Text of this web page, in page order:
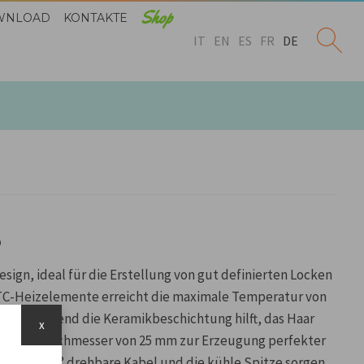
KONTAKTE Shop
IT EN ES FR DE
ideal für die Erstellung von gut definierten Locken
Heizelemente erreicht die maximale Temperatur von
während die Keramikbeschichtung hilft, das Haar
Durchmesser von 25 mm zur Erzeugung perfekter
x